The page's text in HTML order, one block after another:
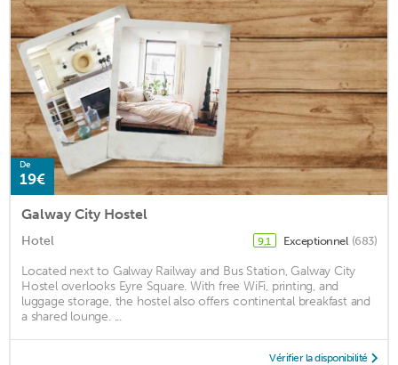
De
19€
Galway City Hostel
Hotel 9,1 Exceptionnel (683)
Located next to Galway Railway and Bus Station, Galway City
Hostel overlooks Eyre Square. With free WiFi, printing, and
luggage storage, the hostel also offers continental breakfast and
a shared lounge. ...
Vérifier la disponibilité